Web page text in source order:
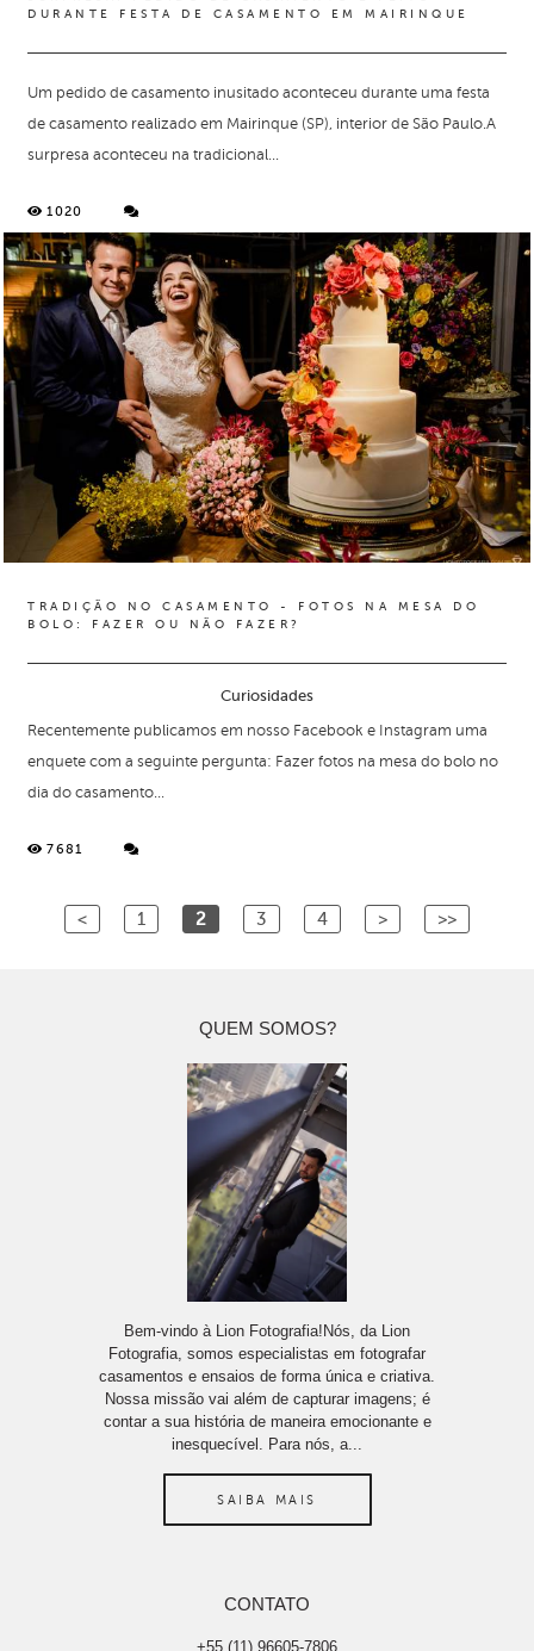
DURANTE FESTA DE CASAMENTO EM MAIRINQUE
1020
Um pedido de casamento inusitado aconteceu durante uma festa
de casamento realizado em Mairinque (SP), interior de São Paulo.A
surpresa aconteceu na tradicional...
TRADIÇÃO NO CASAMENTO - FOTOS NA MESA DO
BOLO: FAZER OU NÃO FAZER?
Curiosidades
7681
Recentemente publicamos em nosso Facebook e Instagram uma
enquete com a seguinte pergunta: Fazer fotos na mesa do bolo no
dia do casamento...
< 1 2 3 4 > >>
QUEM SOMOS?
Bem-vindo à Lion Fotografia!Nós, da Lion
Fotografia, somos especialistas em fotografar
casamentos e ensaios de forma única e criativa.
Nossa missão vai além de capturar imagens; é
contar a sua história de maneira emocionante e
inesquecível. Para nós, a...
SAIBA MAIS
CONTATO
+55 (11) 96605-7806